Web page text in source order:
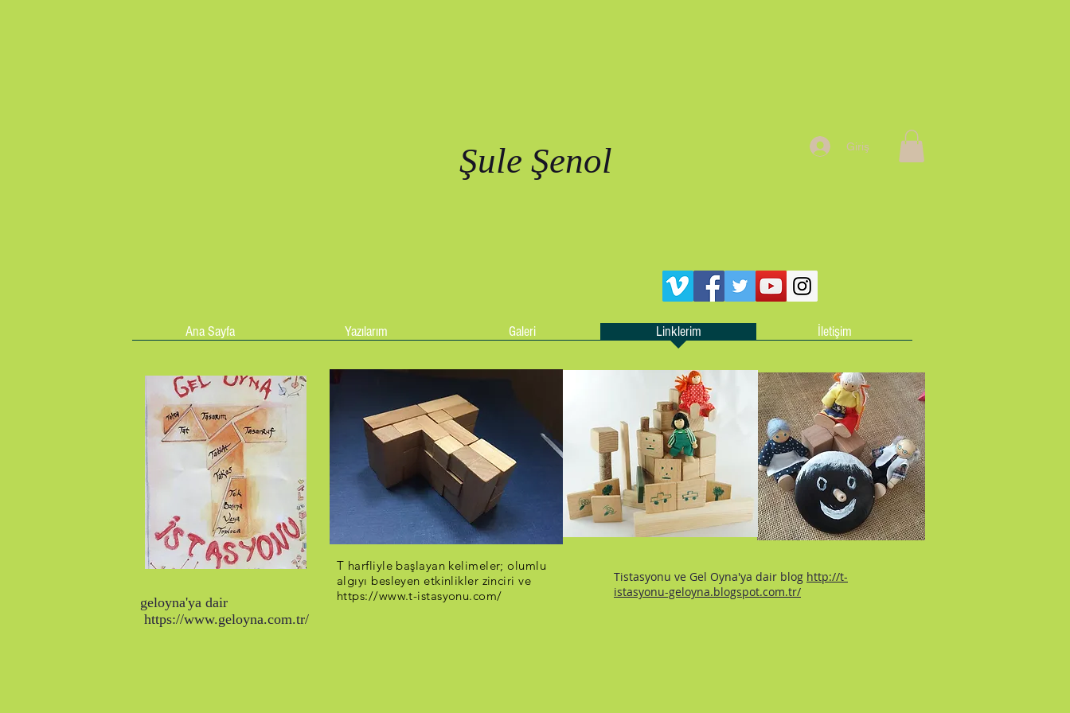
Şule Şenol
Ana Sayfa Yazılarım Galeri Linklerim İletişim
Giriş
geloyna'ya dair
https://www.geloyna.com.tr/
T harfliyle başlayan kelimeler; olumlu
algıyı besleyen etkinlikler zinciri ve
https://www.t-istasyonu.com/
Tistasyonu ve Gel Oyna'ya dair blog http://t-
istasyonu-geloyna.blogspot.com.tr/